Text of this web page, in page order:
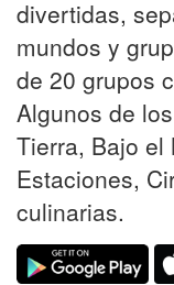
divertidas,
mundos y
de 20 grupos
Algunos de
Tierra, Bajo el
Estaciones,
culinarias.